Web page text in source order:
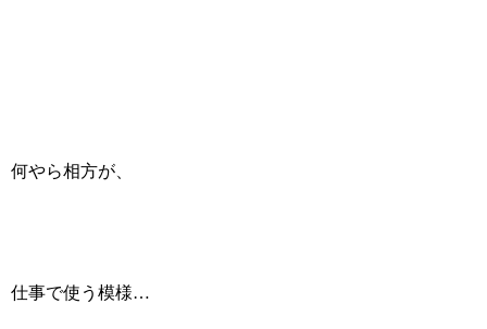
何やら相方が、
仕事で使う模様…